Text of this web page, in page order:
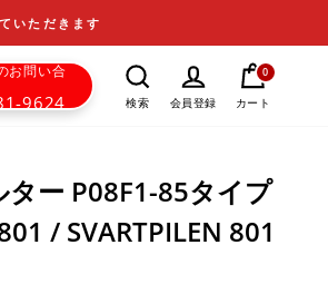
いただきます
お問い合
9624 検索 会員登録 カート
0
ー P08F1-85タイプ
/ SVARTPILEN 801